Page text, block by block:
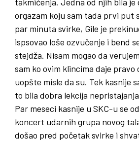
orgazam koju sam tada prvi put
par minuta svirke, Gile je
ispsovao loše ozvučenje i bend
stejdža. Nisam mogao da
sam ko ovim klincima daje pravo
uopšte misle da su. Tek kasnije
to bila dobra lekcija
Par meseci kasnije u SKC-u se
koncert udarnih grupa novog
došao pred početak svirke i